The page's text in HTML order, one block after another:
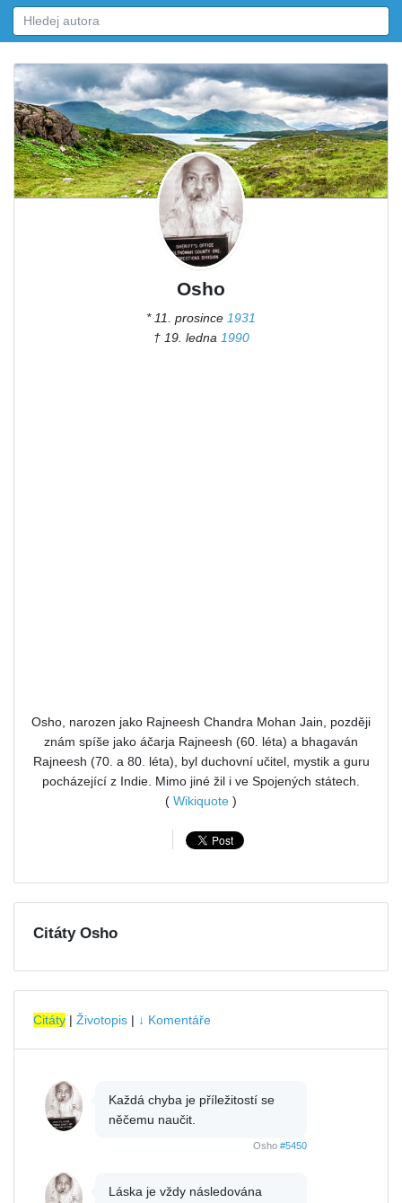
Osho
* 11. prosince 1931
† 19. ledna 1990
Osho, narozen jako Rajneesh Chandra Mohan Jain, později
znám spíše jako áčarja Rajneesh (60. léta) a bhagaván
Rajneesh (70. a 80. léta), byl duchovní učitel, mystik a guru
pocházející z Indie. Mimo jiné žil i ve Spojených státech.
( Wikiquote )
Citáty Osho
Citáty | Životopis | ↓ Komentáře
Každá chyba je příležitostí se
něčemu naučit.
Osho #5450
Láska je vždy následována